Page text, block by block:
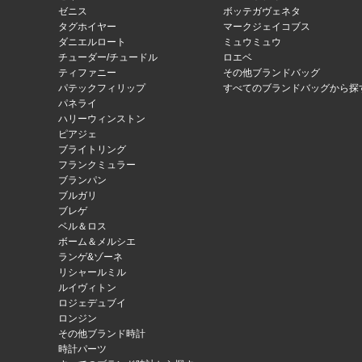
ゼニス
タグホイヤー
ダニエルロート
チューダー/チュードル
ティファニー
パテックフィリップ
パネライ
ハリーウィンストン
ピアジェ
ブライトリング
フランクミュラー
ブランパン
ブルガリ
ブレゲ
ベル＆ロス
ボーム＆メルシエ
ランゲ&ゾーネ
リシャールミル
ルイヴィトン
ロジェデュブイ
ロンジン
その他ブランド時計
時計パーツ
ボッテガヴェネタ
マークジェイコブス
ミュウミュウ
ロエベ
その他ブランドバッグ
すべてのブランドバッグから探